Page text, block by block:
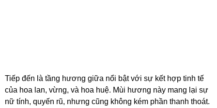
Tiếp đến là tầng hương giữa nổi bật với sự kết hợp tinh tế
của hoa lan, vừng, và hoa huệ. Mùi hương này mang lại sự
nữ tính, quyến rũ, nhưng cũng không kém phần thanh thoát.